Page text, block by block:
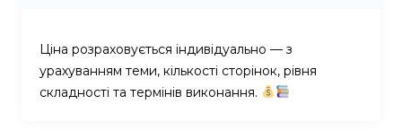
Ціна розраховується індивідуально — з
урахуванням теми, кількості сторінок, рівня
складності та термінів виконання.